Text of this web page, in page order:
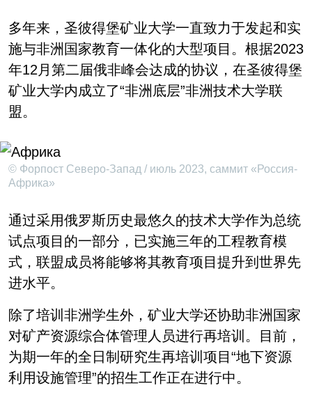
多年来，圣彼得堡矿业大学一直致力于发起和实
施与非洲国家教育一体化的大型项目。根据2023
年12月第二届俄非峰会达成的协议，在圣彼得堡
矿业大学内成立了“非洲底层”非洲技术大学联
盟。
© Форпост Северо-Запад / июль 2023, саммит «Россия-
Африка»
通过采用俄罗斯历史最悠久的技术大学作为总统
试点项目的一部分，已实施三年的工程教育模
式，联盟成员将能够将其教育项目提升到世界先
进水平。
除了培训非洲学生外，矿业大学还协助非洲国家
对矿产资源综合体管理人员进行再培训。目前，
为期一年的全日制研究生再培训项目“地下资源
利用设施管理”的招生工作正在进行中。